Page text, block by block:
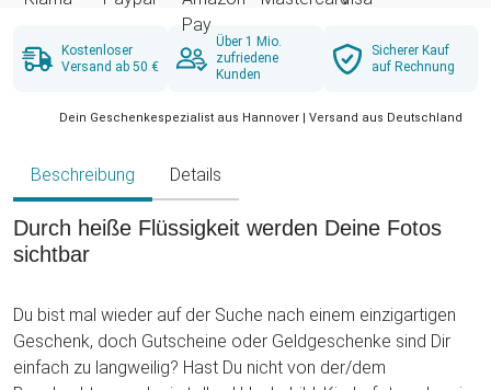
Kostenloser
Versand ab 50 €
Über 1 Mio.
zufriedene
Kunden
Sicherer Kauf
auf Rechnung
Dein Geschenkespezialist aus Hannover | Versand aus Deutschland
Beschreibung Details
Durch heiße Flüssigkeit werden Deine Fotos
sichtbar
Du bist mal wieder auf der Suche nach einem einzigartigen
Geschenk, doch Gutscheine oder Geldgeschenke sind Dir
einfach zu langweilig? Hast Du nicht von der/dem